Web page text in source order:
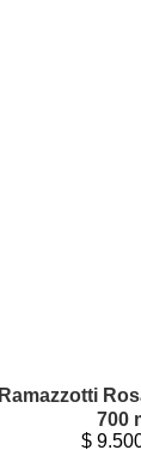
Ramazzotti
700
$